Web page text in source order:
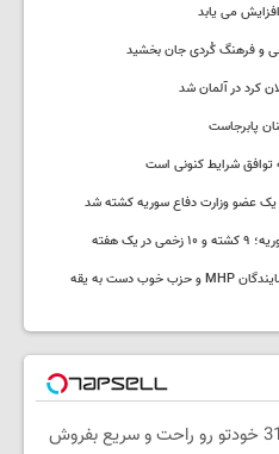
و فرهنگ کُردی جان بخشید
کرد در آلمان شد
پابرجاست
توافق شرایط کنونی است
یک عضو وزارت دفاع سوریه کشته شد
هفته
تنش بر سر میراث ملی گرایی ترکی؛ نمایندگان MHP و حزب خوب دست به یقه